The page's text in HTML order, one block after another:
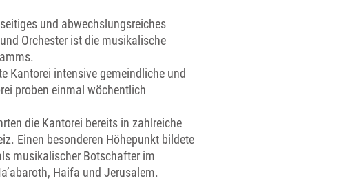
und abwechslungsreiches
Orchester ist die musikalische
Kantorei intensive gemeindliche und
proben einmal wöchentlich
die Kantorei bereits in zahlreiche
Einen besonderen Höhepunkt bildete
musikalischer Botschafter im
Haifa und Jerusalem.